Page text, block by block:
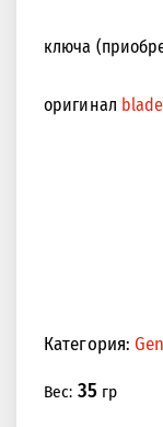
ключа
оригинал
Категория:
Вес: 35гр